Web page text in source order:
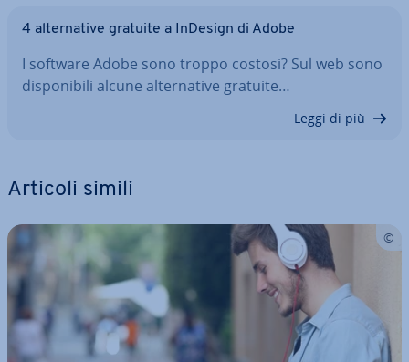
4 al­ter­na­ti­ve gratuite a InDesign di Adobe
I software Adobe sono troppo costosi? Sul web sono
di­spo­ni­bi­li alcune al­ter­na­ti­ve gratuite…
Leggi di più
Articoli simili